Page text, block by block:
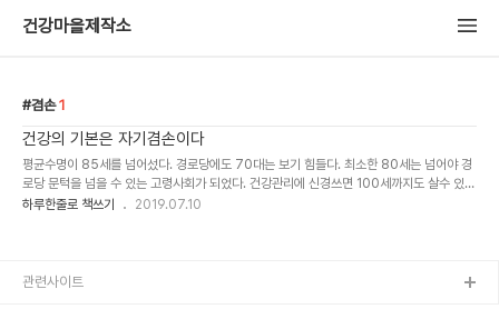
건강마을제작소
겸손 1
건강의 기본은 자기겸손이다
평균수명이 85세를 넘어섰다. 경로당에도 70대는 보기 힘들다. 최소한 80세는 넘어야 경
로당 문턱을 넘을 수 있는 고령사회가 되었다. 건강관리에 신경쓰면 100세까지도 살수 있는
이른바 100세 시대다. 그런데 건강한 100세여야지 골골한 100세라면 행복이 아닌 불행이
하루한줄로 책쓰기 2019.07.10
관련사이트